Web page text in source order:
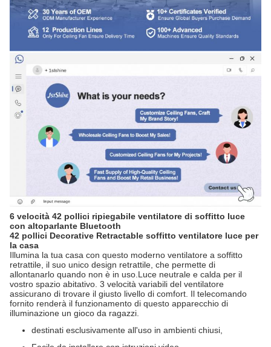
6 velocità 42 pollici ripiegabile ventilatore di soffitto luce
con altoparlante Bluetooth
42 pollici Decorative Retractable soffitto ventilatore luce per
la casa
Illumina la tua casa con questo moderno ventilatore a soffitto
retrattile, il suo unico design retrattile, che permette di
allontanarlo quando non è in uso.Luce neutrale e calda per il
vostro spazio abitativo. 3 velocità variabili del ventilatore
assicurano di trovare il giusto livello di comfort. Il telecomando
fornito renderà il funzionamento di questo apparecchio di
illuminazione un gioco da ragazzi.
destinati esclusivamente all'uso in ambienti chiusi,